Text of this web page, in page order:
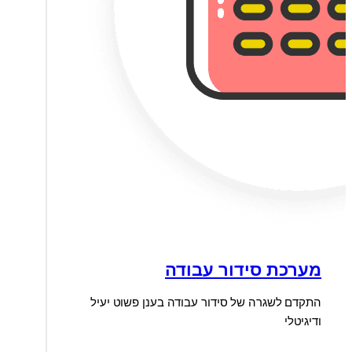
מערכת סידור עבודה
התקדם לשגרה של סידור עבודה בענן פשוט יעיל
ודיגיטלי